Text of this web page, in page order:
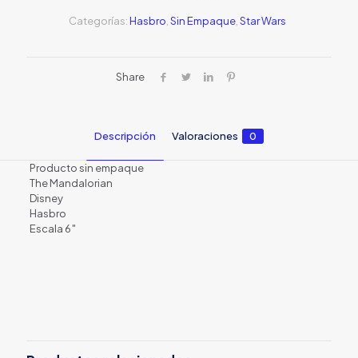
S/39.00.S/
Categorías:Hasbro Sin Empaque, Star Wars
Share
Descripción Valoraciones 0
Producto sin empaque
The Mandalorian
Disney
Hasbro
Escala 6″
Skywalker – Star Wars Disney –